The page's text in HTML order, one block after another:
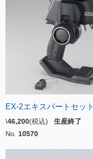
EX-2エキスパートセット
\46,200(税込) 生産終了
No. 10570